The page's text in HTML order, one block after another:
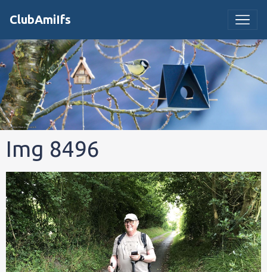
ClubAmiIfs
Img 8496